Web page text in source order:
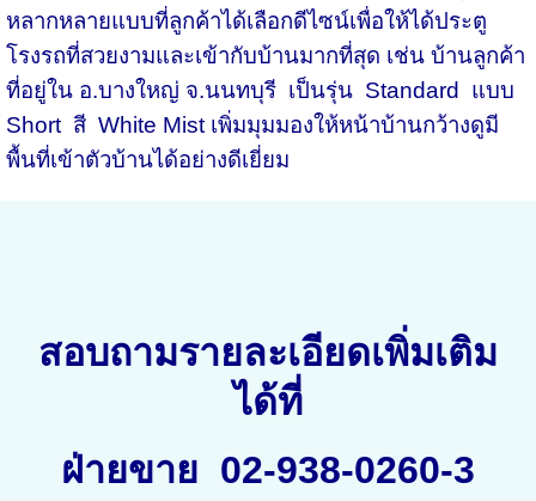
หลากหลายแบบที่ลูกค้าได้เลือกดีไซน์เพื่อให้ได้ประตู
โรงรถที่สวยงามและเข้ากับบ้านมากที่สุด เช่น บ้านลูกค้า
ที่อยู่ใน อ.บางใหญ่ จ.นนทบุรี เป็นรุ่น Standard แบบ
Short สี White Mist เพิ่มมุมมองให้หน้าบ้านกว้างดูมี
พื้นที่เข้าตัวบ้านได้อย่างดีเยี่ยม
สอบถามรายละเอียดเพิ่มเติม
ได้ที่
ฝ่ายขาย 02-938-0260-3